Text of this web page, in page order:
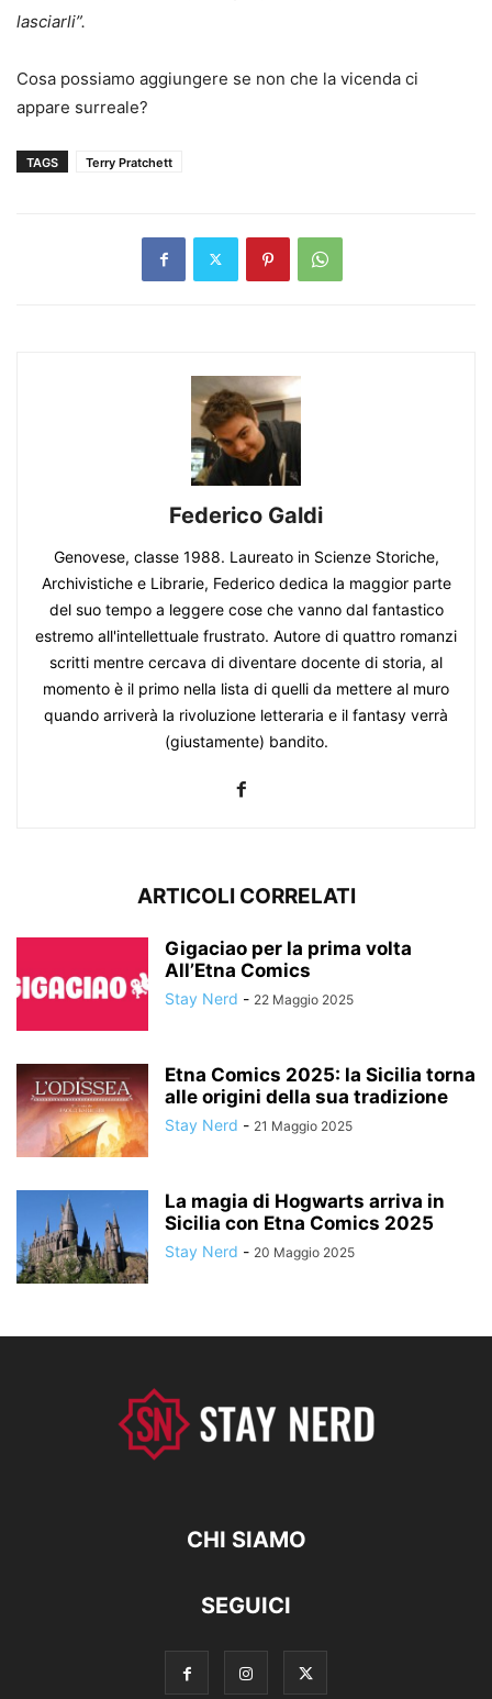
lasciarli”.
Cosa possiamo aggiungere se non che la vicenda ci
appare surreale?
TAGS Terry Pratchett
Federico Galdi
Genovese, classe 1988. Laureato in Scienze Storiche,
Archivistiche e Librarie, Federico dedica la maggior parte
del suo tempo a leggere cose che vanno dal fantastico
estremo all'intellettuale frustrato. Autore di quattro romanzi
scritti mentre cercava di diventare docente di storia, al
momento è il primo nella lista di quelli da mettere al muro
quando arriverà la rivoluzione letteraria e il fantasy verrà
(giustamente) bandito.
ARTICOLI CORRELATI
Gigaciao per la prima volta
All’Etna Comics
Stay Nerd - 22 Maggio 2025
Etna Comics 2025: la Sicilia torna
alle origini della sua tradizione
Stay Nerd - 21 Maggio 2025
La magia di Hogwarts arriva in
Sicilia con Etna Comics 2025
Stay Nerd - 20 Maggio 2025
CHI SIAMO
SEGUICI